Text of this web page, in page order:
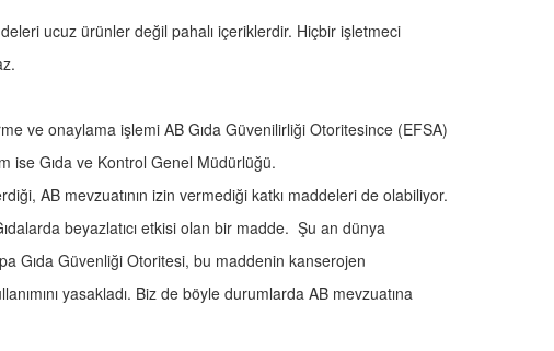
ucuz ürünler değil pahalı içeriklerdir. Hiçbir işletmeci
ve onaylama işlemi AB Gıda Güvenilirliği Otoritesince (EFSA)
ise Gıda ve Kontrol Genel Müdürlüğü.
AB mevzuatının izin vermediği katkı maddeleri de olabiliyor.
beyazlatıcı etkisi olan bir madde. Şu an dünya
Gıda Güvenliği Otoritesi, bu maddenin kanserojen
yasakladı. Biz de böyle durumlarda AB mevzuatına